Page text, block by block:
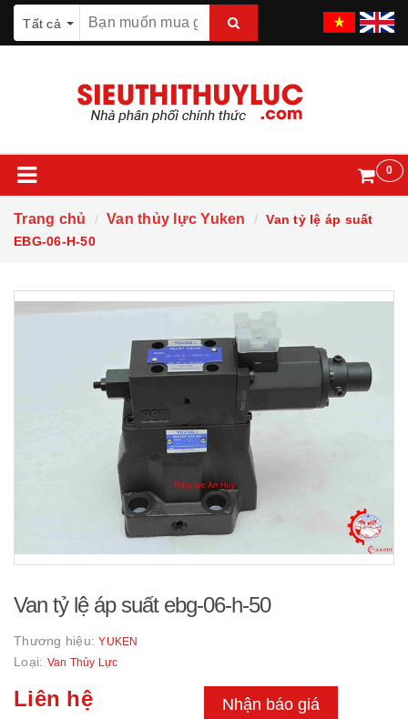
Tất cả
0
Trang chủ Van thủy lực Yuken
Van tỷ lệ áp suất
EBG-06-H-50
Van tỷ lệ áp suất ebg-06-h-50
Thương hiệu:YUKEN
Loại: Van Thủy Lực
Liên hệ Nhận báo giá